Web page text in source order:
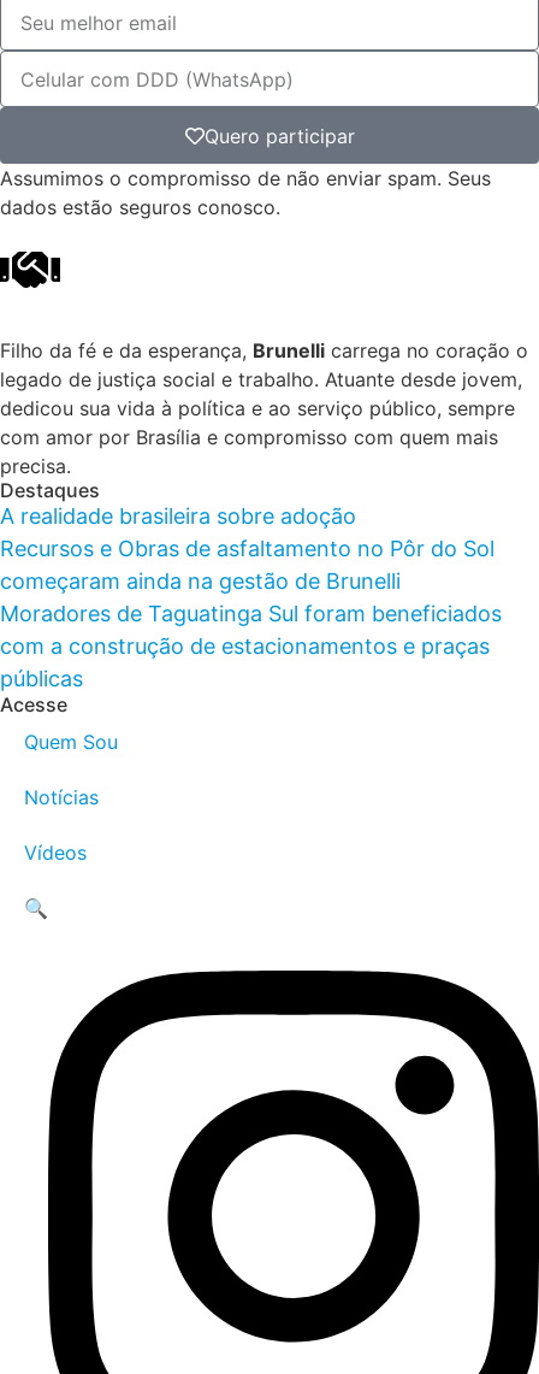
Quero participar
Assumimos o compromisso de não enviar spam. Seus
dados estão seguros conosco.
Filho da fé e da esperança, Brunelli carrega no coração o
legado de justiça social e trabalho. Atuante desde jovem,
dedicou sua vida à política e ao serviço público, sempre
com amor por Brasília e compromisso com quem mais
precisa.
Destaques
A realidade brasileira sobre adoção
Recursos e Obras de asfaltamento no Pôr do Sol
começaram ainda na gestão de Brunelli
Moradores de Taguatinga Sul foram beneficiados
com a construção de estacionamentos e praças
públicas
Acesse
Quem Sou
Notícias
Vídeos
🔍